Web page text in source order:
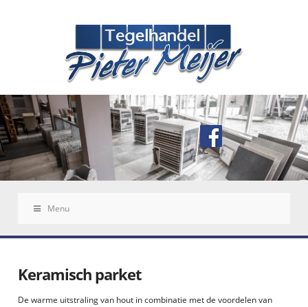
Menu
Keramisch parket
De warme uitstraling van hout in combinatie met de voordelen van